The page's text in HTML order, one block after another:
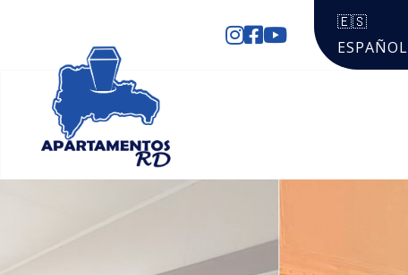
🇪🇸
ESPAÑOL